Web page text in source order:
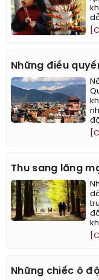
Những điều
Thu sang lãng
Những chiếc ô